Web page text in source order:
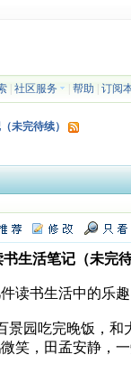
| 社区服务 帮助 订阅
未完待续）
书生活笔记（未完
读书生活中的乐
景园吃完晚饭，
笑，田孟安静，一